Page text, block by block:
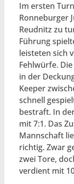
Im ersten
Ronneburger
Reudnitz zu
Führung
leisteten sich
Fehlwürfe.
in der
Keeper
schnell
bestraft. In
mit 7:1. Das
Mannschaft
richtig. Zwar
zwei Tore,
verdient mit